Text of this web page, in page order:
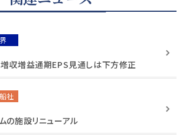
収増益通期EPS見通しは下方修正
社
の施設リニューアル